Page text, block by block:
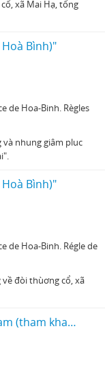
xã Mai Hạ, tổng
Bình)"
de Hoa-Binh. Règles
và nhung giâm pluc
Bình)"
de Hoa-Binh. Régle de
đòi thùơng cổ, xã
" 'Lai suôi hư 'va 'Quám khắp 'tăc tham (tham khao) "